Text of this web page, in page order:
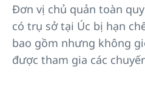
Đơn vị chủ quản toàn
có trụ sở tại Úc bị hạn
bao gồm nhưng không
được tham gia các